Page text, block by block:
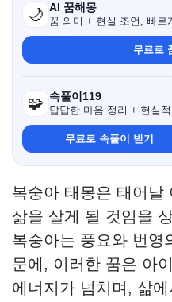
🌙 AI 꿈해몽
꿈 의미 + 현실 조언, 빠르
무료로
🧩 속풀이119
답답한 마음 정리 + 현실
무료로 속풀이 받기
복숭아 태몽은 태어날
삶을 살게 될 것임을
복숭아는 풍요와 번영
문에, 이러한 꿈은 아
에너지가 넘치며, 삶